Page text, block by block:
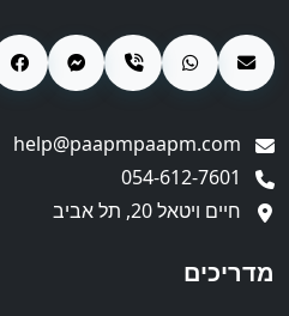
חיים ויטאל 20, תל אביב
מדריכים